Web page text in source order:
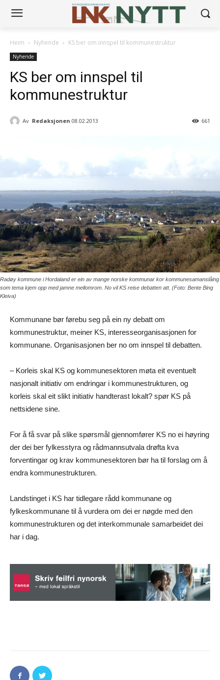
Heim Nyhende KS ber om innspel til kommunestruktur
Nyhende
KS ber om innspel til
kommunestruktur
Av Redaksjonen 08.02.2013 661
Radøy kommune i Hordaland er ein av mange norske kommunar kor kommunesamanslåing
som tema kjem opp med jamne mellomrom. No vil KS reise debatten att. (Foto: Bente Bing
Kleiva)
Kommunane bør førebu seg på ein ny debatt om
kommunestruktur, meiner KS, interesseorganisasjonen for
kommunane. Organisasjonen ber no om innspel til debatten.
– Korleis skal KS og kommunesektoren møta eit eventuelt
nasjonalt initiativ om endringar i kommunestrukturen, og
korleis skal eit slikt initiativ handterast lokalt? spør KS på
nettsidene sine.
For å få svar på slike spørsmål gjennomfører KS no ei høyring
der dei ber fylkesstyra og rådmannsutvala drøfta kva
forventingar og krav kommunesektoren bør ha til forslag om å
endra kommunestrukturen.
Landstinget i KS har tidlegare rådd kommunane og
fylkeskommunane til å vurdera om dei er nøgde med den
kommunestrukturen og det interkommunale samarbeidet dei
har i dag.